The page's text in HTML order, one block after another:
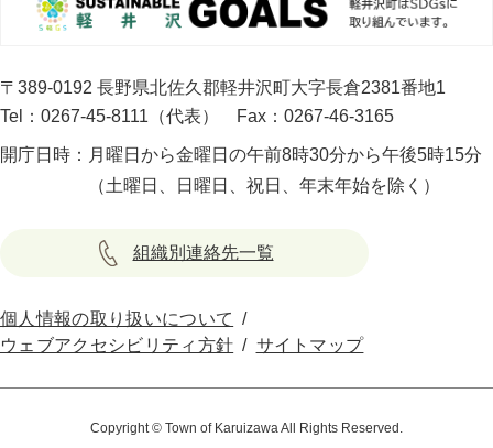
〒389-0192 長野県北佐久郡軽井沢町大字長倉2381番地1
Tel：0267-45-8111（代表）
Fax：0267-46-3165
開庁日時： 月曜日から金曜日の午前8時30分から午後5時15分
（土曜日、日曜日、祝日、年末年始を除く）
組織別連絡先一覧
個人情報の取り扱いについて
ウェブアクセシビリティ方針
サイトマップ
Copyright © Town of Karuizawa All Rights Reserved.